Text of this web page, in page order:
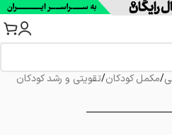
/مکمل کودکان/تقویتی و رشد کودکان